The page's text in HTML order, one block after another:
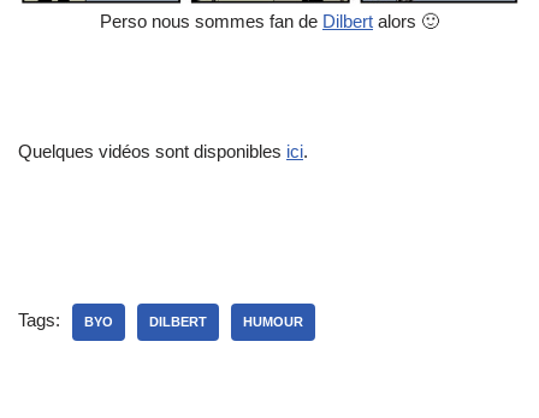
Perso nous sommes fan de Dilbert alors 🙂
Quelques vidéos sont disponibles ici.
Tags: BYO DILBERT HUMOUR